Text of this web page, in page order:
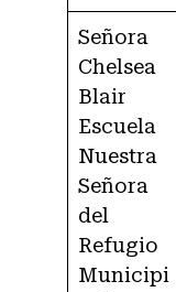
Señora
Chelsea
Blair
Escuela
Nuestra
Señora
del
Refugio
Municipi